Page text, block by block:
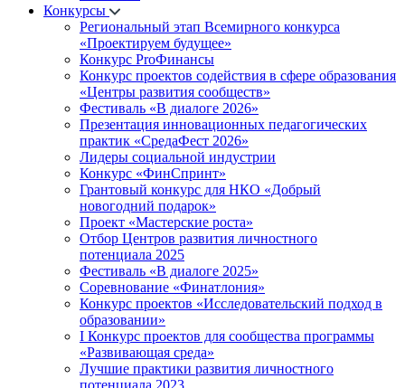
Конкурсы
Региональный этап Всемирного конкурса
«Проектируем будущее»
Конкурс ProФинансы
Конкурс проектов содействия в сфере образования
«Центры развития сообществ»
Фестиваль «В диалоге 2026»
Презентация инновационных педагогических
практик «СредаФест 2026»
Лидеры социальной индустрии
Конкурс «ФинСпринт»
Грантовый конкурс для НКО «Добрый
новогодний подарок»
Проект «Мастерские роста»
Отбор Центров развития личностного
потенциала 2025
Фестиваль «В диалоге 2025»
Соревнование «Финатлония»
Конкурс проектов «Исследовательский подход в
образовании»
I Конкурс проектов для сообщества программы
«Развивающая среда»
Лучшие практики развития личностного
потенциала 2023